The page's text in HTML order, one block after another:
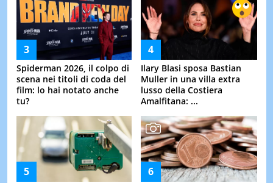
Spiderman 2026, il colpo di
scena nei titoli di coda del
film: lo hai notato anche
tu?
Ilary Blasi sposa Bastian
Muller in una villa extra
lusso della Costiera
Amalfitana: ...